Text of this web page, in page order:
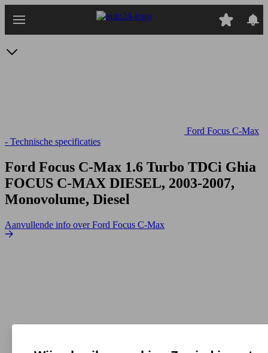
naar
Ford Focus C-Max
- Technische specificaties
Ford Focus C-Max 1.6 Turbo TDCi Ghia
FOCUS C-MAX DIESEL, 2003-2007,
Monovolume, Diesel
Aanvullende info over Ford Focus C-Max